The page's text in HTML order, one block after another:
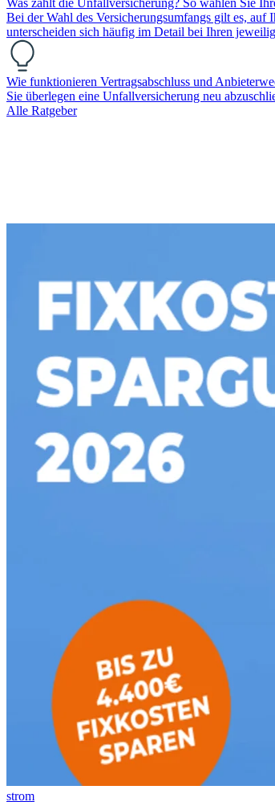
Was zahlt die Unfallversicherung? So wählen Sie
Bei der Wahl des Versicherungsumfangs gilt es,
unterscheiden sich häufig im Detail bei Ihren
Wie funktionieren Vertragsabschluss und
Sie überlegen eine Unfallversicherung neu
Alle Ratgeber
strom